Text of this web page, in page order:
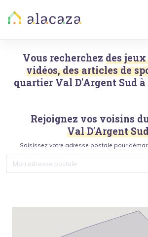
Vous recherchez des jeux
vidéos, des articles de
quartier Val D'Argent Sud à
Rejoignez vos voisins
Val D'Argent
Saisissez votre adresse postale pour